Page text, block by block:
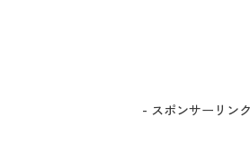
- スポンサーリン